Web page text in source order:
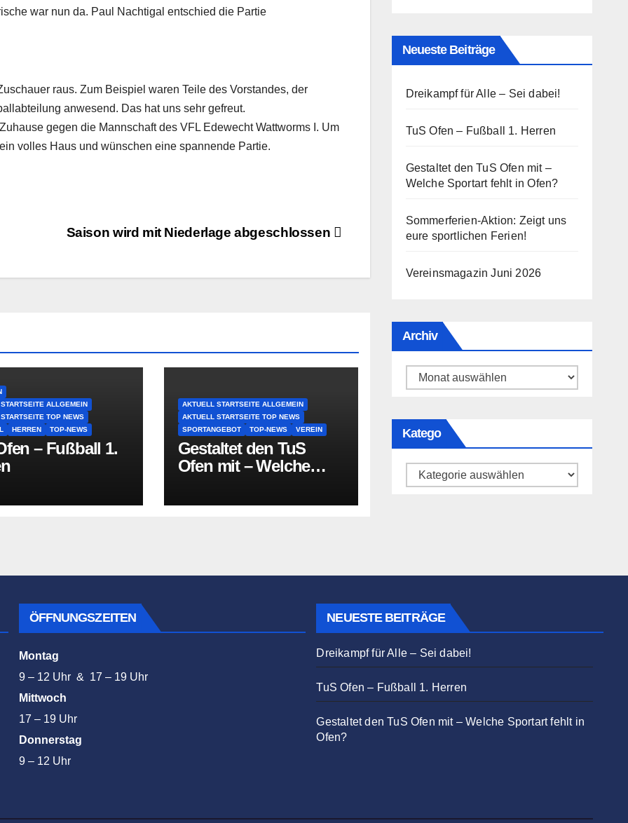
war nun da. Paul Nachtigal entschied die Partie
raus. Zum Beispiel waren Teile des Vorstandes, der
anwesend. Das hat uns sehr gefreut.
gegen die Mannschaft des VFL Edewecht Wattworms I. Um
volles Haus und wünschen eine spannende Partie.
Saison wird mit Niederlage abgeschlossen
ALLGEMEIN
TOP NEWS
HERREN TOP-NEWS
– Fußball 1.
AKTUELL STARTSEITE ALLGEMEIN
AKTUELL STARTSEITE TOP NEWS
SPORTANGEBOT
TOP-NEWS VEREIN
Gestaltet den TuS
Ofen mit – Welche
Neueste Beiträge
Dreikampf für Alle – Sei dabei!
TuS Ofen – Fußball 1. Herren
Gestaltet den TuS Ofen mit –
Welche Sportart fehlt in Ofen?
Sommerferien-Aktion: Zeigt uns
eure sportlichen Ferien!
Vereinsmagazin Juni 2026
Archiv
Archiv
Katego
Katego
ÖFFNUNGSZEITEN
Montag
9 – 12 Uhr & 17 – 19 Uhr
Mittwoch
17 – 19 Uhr
Donnerstag
9 – 12 Uhr
NEUESTE BEITRÄGE
Dreikampf für Alle – Sei dabei!
TuS Ofen – Fußball 1. Herren
Gestaltet den TuS Ofen mit – Welche Sportart fehlt in
Ofen?